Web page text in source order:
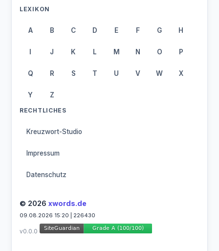
LEXIKON
A B C D E F G H
I J K L M N O P
Q R S T U V W X
Y Z
RECHTLICHES
Kreuzwort-Studio
Impressum
Datenschutz
© 2026 xwords.de
09.08.2026 15:20 | 226430
v0.0.0